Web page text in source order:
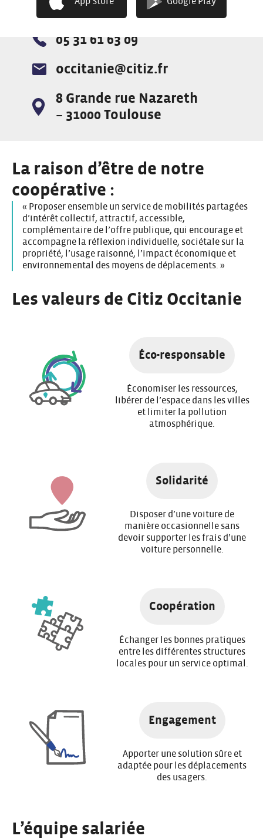
Téléphone :
05 31 61 63 09
E-mail :occitanie@citiz.fr
Adresse :
8 Grande rue Nazareth
– 31000 Toulouse
La raison d’être de notre
coopérative :
« Proposer ensemble un service de mobilités partagées
d’intérêt collectif, attractif, accessible,
complémentaire de l’offre publique, qui encourage et
accompagne la réflexion individuelle, sociétale sur la
propriété, l’usage raisonné, l’impact économique et
environnemental des moyens de déplacements. »
Les valeurs de Citiz Occitanie
Éco-responsable
Économiser les ressources,
libérer de l’espace dans les villes
et limiter la pollution
atmosphérique.
Solidarité
Disposer d’une voiture de
manière occasionnelle sans
devoir supporter les frais d’une
voiture personnelle.
Coopération
Échanger les bonnes pratiques
entre les différentes structures
locales pour un service optimal.
Engagement
Apporter une solution sûre et
adaptée pour les déplacements
des usagers.
L’équipe salariée